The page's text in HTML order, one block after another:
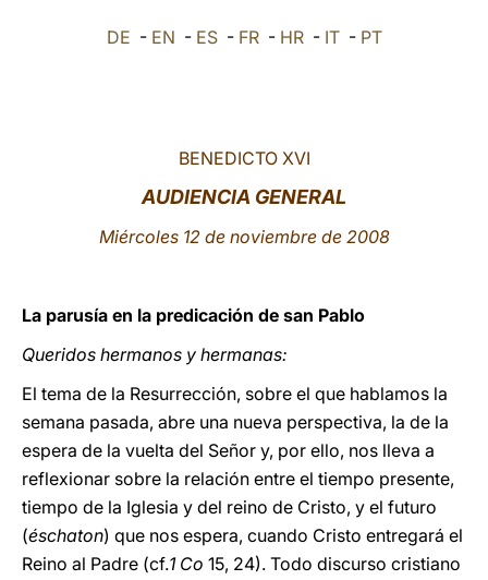
LATINE
DE - EN - ES- FR- HR- IT- PT
BENEDICTO XVI
AUDIENCIA GENERAL
Miércoles 12 de noviembre de 2008
La parusía en la predicación de san Pablo
Queridos hermanos y hermanas:
El tema de la Resurrección, sobre el que hablamos la
semana pasada, abre una nueva perspectiva, la de la
espera de la vuelta del Señor y, por ello, nos lleva a
reflexionar sobre la relación entre el tiempo presente,
tiempo de la Iglesia y del reino de Cristo, y el futuro
(éschaton) que nos espera, cuando Cristo entregará el
Reino al Padre (cf.1 Co 15, 24). Todo discurso cristiano